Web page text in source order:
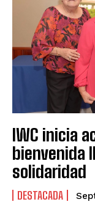
IWC inicia
bienvenida
solidaridad
DESTACADA